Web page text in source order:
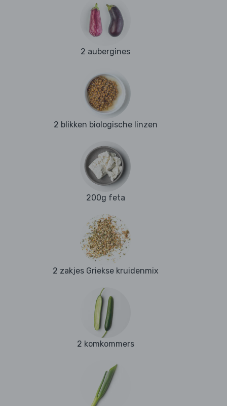
2 aubergines
2 blikken biologische linzen
200g feta
2 zakjes Griekse kruidenmix
2 komkommers